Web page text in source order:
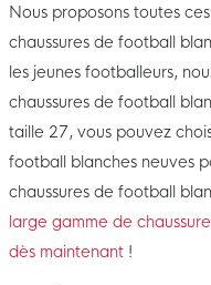
Nous proposons toutes
chaussures de football
les jeunes footballeurs,
chaussures de football
taille 27, vous pouvez
football blanches neuves
chaussures de football
large gamme de
dès maintenant !